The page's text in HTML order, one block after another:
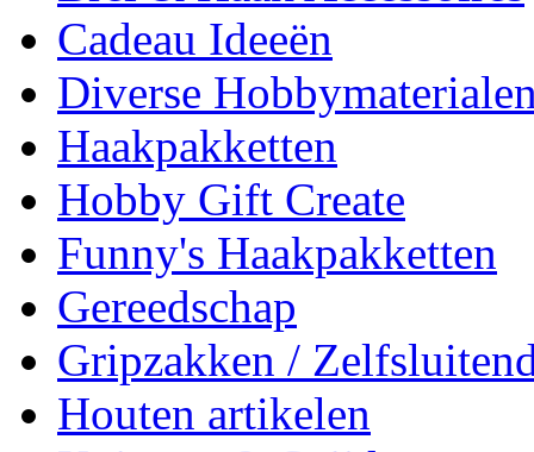
Cadeau Ideeën
Diverse
Haakpakketten
Hobby Gift Create
Funny's Haakpakketten
Gereedschap
Gripzakken /
Houten artikelen